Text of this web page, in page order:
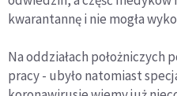
kwarantannę i nie mogła
Na oddziałach położniczych
pracy - ubyło natomiast